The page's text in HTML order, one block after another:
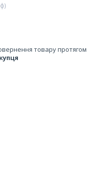
товару протягом